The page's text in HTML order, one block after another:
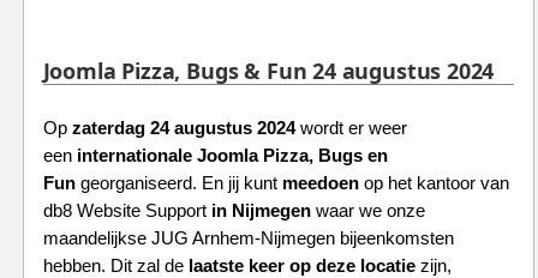
Joomla Pizza, Bugs & Fun 24 augustus 2024
Op zaterdag 24 augustus 2024wordt er weer
een internationale Joomla Pizza, Bugs en
Fungeorganiseerd. En jij kunt meedoenop het kantoor van
db8 Website Support in Nijmegenwaar we onze
maandelijkse JUG Arnhem-Nijmegen bijeenkomsten
hebben. Dit zal de laatste keer op deze locatiezijn,